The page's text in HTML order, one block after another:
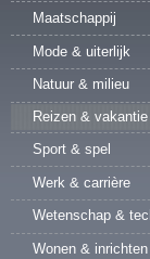
Maatschappij
Mode & uiterlijk
Natuur & milieu
Reizen & vakantie
Sport & spel
Werk & carrière
Wetenschap &
Wonen & inrichten